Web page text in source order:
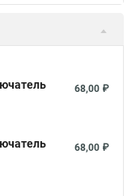
68,00 ₽
68,00 ₽